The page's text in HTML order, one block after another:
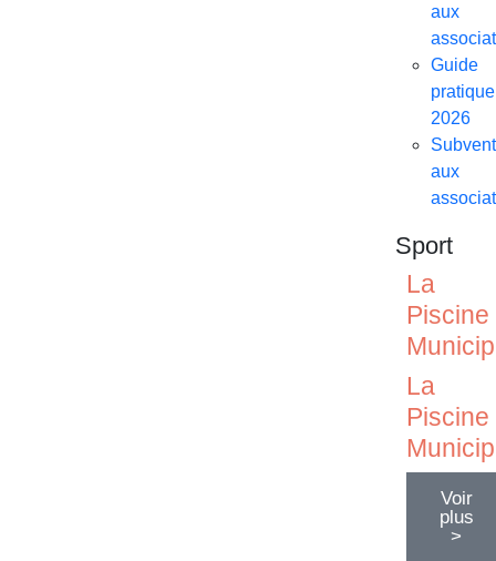
aux
Guide
pratique
2026
aux
Sport
La
Piscine
La
Piscine
Voir
plus
>